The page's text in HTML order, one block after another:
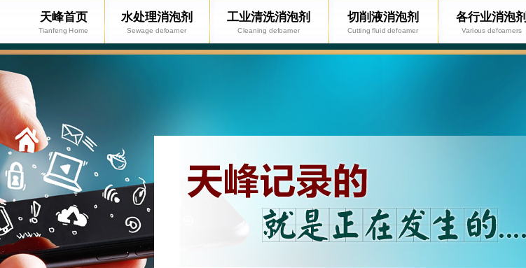
天峰首页
Tianfeng Home
水处理消泡剂
Sewage defoamer
工业清洗消泡剂
Cleaning defoamer
切削液消泡剂
Cutting fluid defoamer
各行业消泡剂
Various defoamers